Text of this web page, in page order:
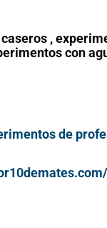
,
con
de